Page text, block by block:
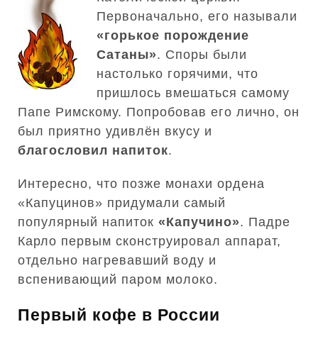
Первоначально, его называли
«горькое порождение
Сатаны». Споры были
настолько горячими, что
пришлось вмешаться самому
Папе Римскому. Попробовав его лично, он
был приятно удивлён вкусу и
благословил напиток.
Интересно, что позже монахи ордена
«Капуцинов» придумали самый
популярный напиток «Капучино». Падре
Карло первым сконструировал аппарат,
отдельно нагревавший воду и
вспенивающий паром молоко.
Первый кофе в России